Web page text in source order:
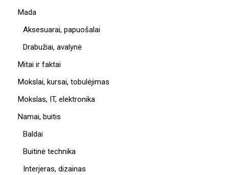
Mada
Aksesuarai, papuošalai
Drabužiai, avalynė
Mitai ir faktai
Mokslai, kursai, tobulėjimas
Mokslas, IT, elektronika
Namai, buitis
Baldai
Buitinė technika
Interjeras, dizainas